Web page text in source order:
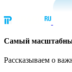
Cамый
Рассказываем о